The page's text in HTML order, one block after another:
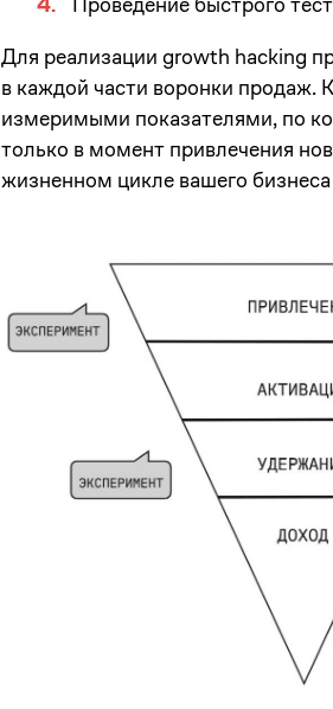
Для реализации growth hacking
в каждой части воронки продаж.
измеримыми показателями, по
только в момент привлечения
жизненном цикле вашего